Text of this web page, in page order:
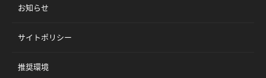
お知らせ
サイトポリシー
推奨環境